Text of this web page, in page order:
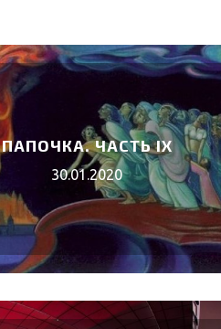
ПАПОЧКА. ЧАСТЬ IХ
30.01.2020